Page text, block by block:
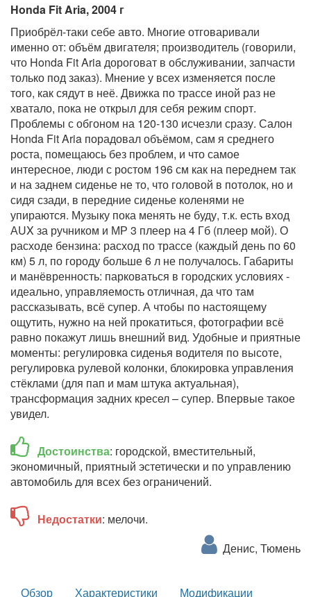
Honda Fit Aria, 2004 г
Приобрёл-таки себе авто. Многие отговаривали
именно от: объём двигателя; производитель (говорили,
что Honda Fit Aria дороговат в обслуживании, запчасти
только под заказ). Мнение у всех изменяется после
того, как сядут в неё. Движка по трассе иной раз не
хватало, пока не открыл для себя режим спорт.
Проблемы с обгоном на 120-130 исчезли сразу. Салон
Honda Fit Aria порадовал объёмом, сам я среднего
роста, помещаюсь без проблем, и что самое
интересное, люди с ростом 196 см как на переднем так
и на заднем сиденье не то, что головой в потолок, но и
сидя сзади, в передние сиденье коленями не
упираются. Музыку пока менять не буду, т.к. есть вход
АUX за ручником и МР 3 плеер на 4 Гб (плеер мой). О
расходе бензина: расход по трассе (каждый день по 60
км) 5 л, по городу больше 6 л не получалось. Габариты
и манёвренность: парковаться в городских условиях -
идеально, управляемость отличная, да что там
рассказывать, всё супер. А чтобы по настоящему
ощутить, нужно на ней прокатиться, фотографии всё
равно покажут лишь внешний вид. Удобные и приятные
моменты: регулировка сиденья водителя по высоте,
регулировка рулевой колонки, блокировка управления
стёклами (для пап и мам штука актуальная),
трансформация задних кресел – супер. Впервые такое
увидел.
Достоинства: городской, вместительный,
экономичный, приятный эстетически и по управлению
автомобиль для всех без ограничений.
Недостатки: мелочи.
Денис, Тюмень
Обзор Характеристики Модификации